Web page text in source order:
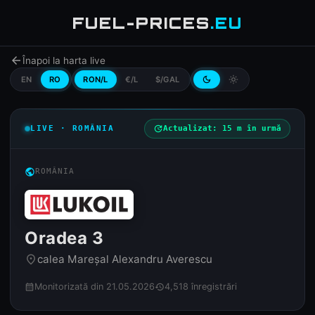
FUEL-PRICES.EU
arrow_backÎnapoi la harta live
EN RO RON/L €/L $/GAL dark_mode light_mode
LIVE · ROMÂNIA updateActualizat: 15 m în urmă
publicROMÂNIA
Oradea 3
place calea Mareșal Alexandru Averescu
calendar_month Monitorizată din 21.05.2026history4,518 înregistrări